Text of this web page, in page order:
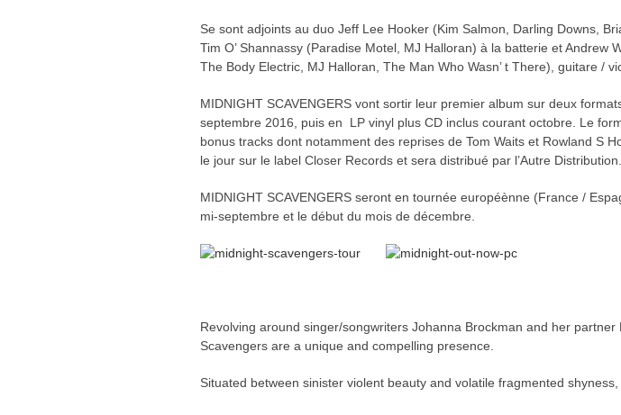
Se sont adjoints au duo Jeff Lee Hooker (Kim Salmon, Darling Downs,
Tim O’ Shannassy (Paradise Motel, MJ Halloran) à la batterie et Andrew
The Body Electric, MJ Halloran, The Man Who Wasn’ t There), guitare /
MIDNIGHT SCAVENGERS vont sortir leur premier album sur deux
septembre 2016, puis en LP vinyl plus CD inclus courant octobre. Le
bonus tracks dont notamment des reprises de Tom Waits et Rowland S
le jour sur le label Closer Records et sera distribué par l’Autre Distribution.
MIDNIGHT SCAVENGERS seront en tournée européènne (France /
mi-septembre et le début du mois de décembre.
Revolving around singer/songwriters Johanna Brockman and her
Scavengers are a unique and compelling presence.
Situated between sinister violent beauty and volatile fragmented shyness,